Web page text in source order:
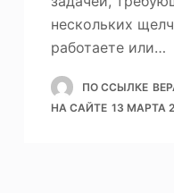
нескольких
работаете или…
ПО ССЫЛКЕ
НА САЙТЕ 13 МАРТА